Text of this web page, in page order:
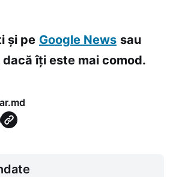
și pe Google News sau
dacă îți este mai comod.